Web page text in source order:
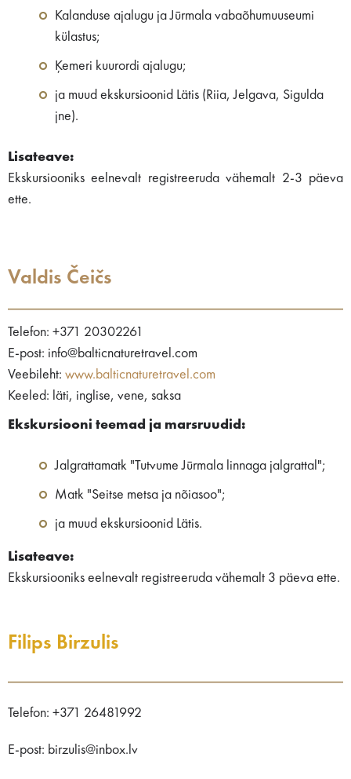
Kalanduse ajalugu ja Jūrmala vabaõhumuuseumi
külastus;
Ķemeri kuurordi ajalugu;
ja muud ekskursioonid Lätis (Riia, Jelgava, Sigulda
jne).
Lisateave:
Ekskursiooniks eelnevalt registreeruda vähemalt 2-3 päeva
ette.
Valdis Čeičs
Telefon: +371 20302261
E-post: info@balticnaturetravel.com
Veebileht: www.balticnaturetravel.com
Keeled: läti, inglise, vene, saksa
Ekskursiooni teemad ja marsruudid:
Jalgrattamatk "Tutvume Jūrmala linnaga jalgrattal";
Matk "Seitse metsa ja nõiasoo";
ja muud ekskursioonid Lätis.
Lisateave:
Ekskursiooniks eelnevalt registreeruda vähemalt 3 päeva ette.
Filips Birzulis
Telefon: +371 26481992
E-post: birzulis@inbox.lv